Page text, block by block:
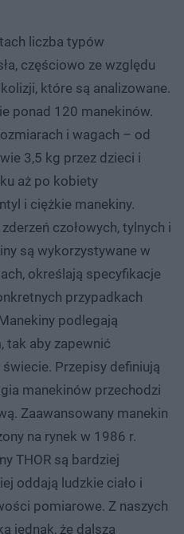
liczba typów
częściowo ze względu
które są analizowane.
ponad 120 manekinów.
i wagach – od
3,5 kg przez dzieci i
aż po kobiety
i ciężkie manekiny.
czołowych, tylnych i
są wykorzystywane w
określają specyfikacje
przypadkach
podlegają
tak aby zapewnić
Przepisy definiują
manekinów przechodzi
Zaawansowany manekin
na rynek w 1986 r.
THOR są bardziej
oddają ludzkie ciało i
pomiarowe. Z naszych
jednak, że dalsza